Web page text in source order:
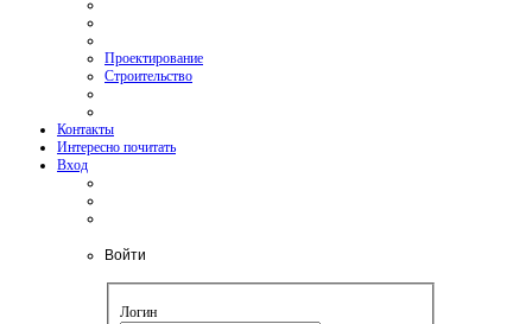
Проектирование
Строительство
Контакты
Интересно почитать
Вход
Войти
Логин